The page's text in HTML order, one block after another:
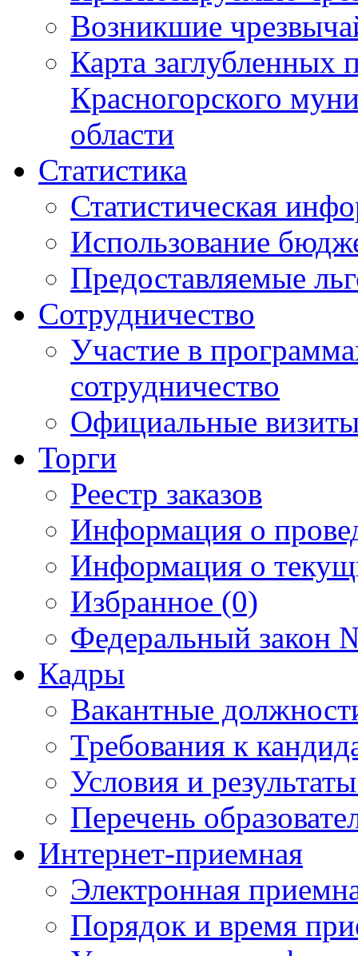
Возникшие
Карта
Красногорского
области
Статистика
Статистическая
Использование
Предоставляемые
Сотрудничество
Участие в
сотрудничество
Официальные
Торги
Реестр заказов
Информация о
Информация о
Избранное (0)
Федеральный закон
Кадры
Вакантные
Требования к
Условия и
Перечень
Интернет-приемная
Электронная
Порядок и время